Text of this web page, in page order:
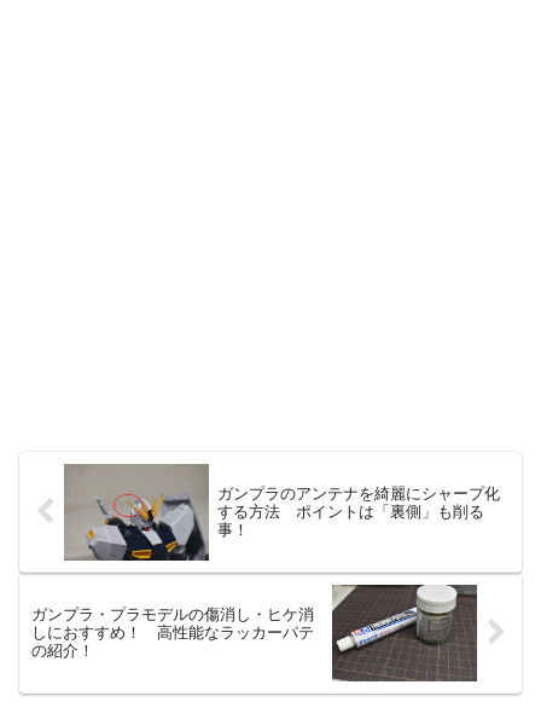
ガンプラのアンテナを綺麗にシャープ化
する方法 ポイントは「裏側」も削る
事！
ガンプラ・プラモデルの傷消し・ヒケ消
しにおすすめ！ 高性能なラッカーパテ
の紹介！